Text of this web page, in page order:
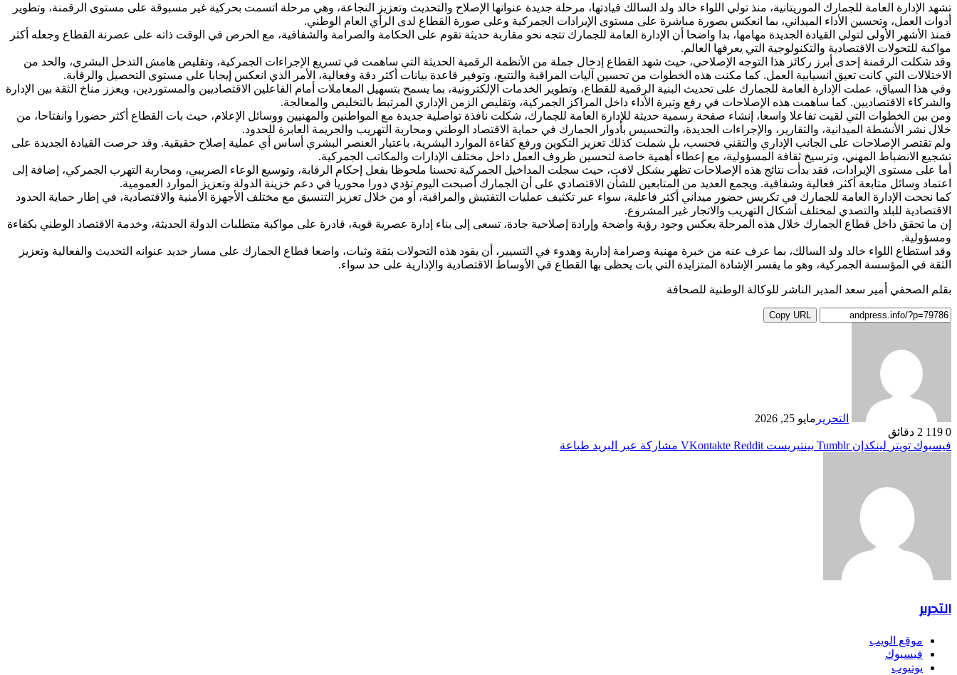
تشهد الإدارة العامة للجمارك الموريتانية، منذ تولي اللواء خالد ولد السالك قيادتها، مرحلة جديدة عنوانها الإصلاح والتحديث وتعزيز النجاعة، وهي مرحلة اتسمت بحركية غير مسبوقة على مستوى الرقمنة، وتطوير
أدوات العمل، وتحسين الأداء الميداني، بما انعكس بصورة مباشرة على مستوى الإيرادات الجمركية وعلى صورة القطاع لدى الرأي العام الوطني.
فمنذ الأشهر الأولى لتولي القيادة الجديدة مهامها، بدا واضحا أن الإدارة العامة للجمارك تتجه نحو مقاربة حديثة تقوم على الحكامة والصرامة والشفافية، مع الحرص في الوقت ذاته على عصرنة القطاع وجعله أكثر
مواكبة للتحولات الاقتصادية والتكنولوجية التي يعرفها العالم.
وقد شكلت الرقمنة إحدى أبرز ركائز هذا التوجه الإصلاحي، حيث شهد القطاع إدخال جملة من الأنظمة الرقمية الحديثة التي ساهمت في تسريع الإجراءات الجمركية، وتقليص هامش التدخل البشري، والحد من
الاختلالات التي كانت تعيق انسيابية العمل. كما مكنت هذه الخطوات من تحسين آليات المراقبة والتتبع، وتوفير قاعدة بيانات أكثر دقة وفعالية، الأمر الذي انعكس إيجابا على مستوى التحصيل والرقابة.
وفي هذا السياق، عملت الإدارة العامة للجمارك على تحديث البنية الرقمية للقطاع، وتطوير الخدمات الإلكترونية، بما يسمح بتسهيل المعاملات أمام الفاعلين الاقتصاديين والمستوردين، ويعزز مناخ الثقة بين الإدارة
والشركاء الاقتصاديين. كما ساهمت هذه الإصلاحات في رفع وتيرة الأداء داخل المراكز الجمركية، وتقليص الزمن الإداري المرتبط بالتخليص والمعالجة.
ومن بين الخطوات التي لقيت تفاعلا واسعا، إنشاء صفحة رسمية حديثة للإدارة العامة للجمارك، شكلت نافذة تواصلية جديدة مع المواطنين والمهنيين ووسائل الإعلام، حيث بات القطاع أكثر حضورا وانفتاحا، من
خلال نشر الأنشطة الميدانية، والتقارير، والإجراءات الجديدة، والتحسيس بأدوار الجمارك في حماية الاقتصاد الوطني ومحاربة التهريب والجريمة العابرة للحدود.
ولم تقتصر الإصلاحات على الجانب الإداري والتقني فحسب، بل شملت كذلك تعزيز التكوين ورفع كفاءة الموارد البشرية، باعتبار العنصر البشري أساس أي عملية إصلاح حقيقية. وقد حرصت القيادة الجديدة على
تشجيع الانضباط المهني، وترسيخ ثقافة المسؤولية، مع إعطاء أهمية خاصة لتحسين ظروف العمل داخل مختلف الإدارات والمكاتب الجمركية.
أما على مستوى الإيرادات، فقد بدأت نتائج هذه الإصلاحات تظهر بشكل لافت، حيث سجلت المداخيل الجمركية تحسنا ملحوظا بفعل إحكام الرقابة، وتوسيع الوعاء الضريبي، ومحاربة التهرب الجمركي، إضافة إلى
اعتماد وسائل متابعة أكثر فعالية وشفافية. ويجمع العديد من المتابعين للشأن الاقتصادي على أن الجمارك أصبحت اليوم تؤدي دورا محوريا في دعم خزينة الدولة وتعزيز الموارد العمومية.
كما نجحت الإدارة العامة للجمارك في تكريس حضور ميداني أكثر فاعلية، سواء عبر تكثيف عمليات التفتيش والمراقبة، أو من خلال تعزيز التنسيق مع مختلف الأجهزة الأمنية والاقتصادية، في إطار حماية الحدود
الاقتصادية للبلد والتصدي لمختلف أشكال التهريب والاتجار غير المشروع.
إن ما تحقق داخل قطاع الجمارك خلال هذه المرحلة يعكس وجود رؤية واضحة وإرادة إصلاحية جادة، تسعى إلى بناء إدارة عصرية قوية، قادرة على مواكبة متطلبات الدولة الحديثة، وخدمة الاقتصاد الوطني بكفاءة
ومسؤولية.
وقد استطاع اللواء خالد ولد السالك، بما عرف عنه من خبرة مهنية وصرامة إدارية وهدوء في التسيير، أن يقود هذه التحولات بثقة وثبات، واضعا قطاع الجمارك على مسار جديد عنوانه التحديث والفعالية وتعزيز
الثقة في المؤسسة الجمركية، وهو ما يفسر الإشادة المتزايدة التي بات يحظى بها القطاع في الأوساط الاقتصادية والإدارية على حد سواء.
بقلم الصحفي أمير سعد المدير الناشر للوكالة الوطنية للصحافة
Copy URL
التحرير مايو 25, 2026
0
2 دقائق
فيسبوك تويتر لينكدإن بينتيريست مشاركة عبر البريد طباعة
التحرير
موقع الويب
فيسبوك
يوتيوب